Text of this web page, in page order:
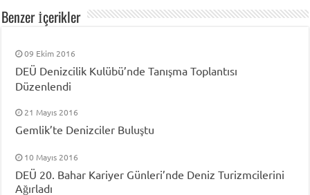
Benzer İçerikler
09 Ekim 2016
DEÜ Denizcilik Kulübü’nde Tanışma Toplantısı
Düzenlendi
21 Mayıs 2016
Gemlik’te Denizciler Buluştu
10 Mayıs 2016
DEÜ 20. Bahar Kariyer Günleri’nde Deniz Turizmcilerini
Ağırladı